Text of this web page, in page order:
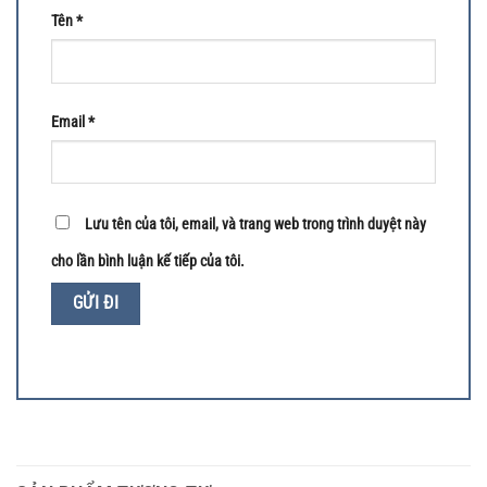
Tên*
Email *
Lưu tên của tôi, email, và trang web trong trình duyệt này
cho lần bình luận kế tiếp của tôi.